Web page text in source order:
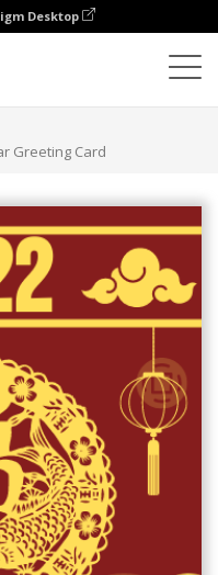
Desktop
Greeting Card